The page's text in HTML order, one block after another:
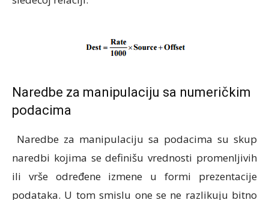
Naredbe za manipulaciju sa numeričkim
podacima
Naredbe za manipulaciju sa podacima su skup
naredbi kojima se definišu vrednosti promenljivih
ili vrše određene izmene u formi prezentacije
podataka. U tom smislu one se ne razlikuju bitno